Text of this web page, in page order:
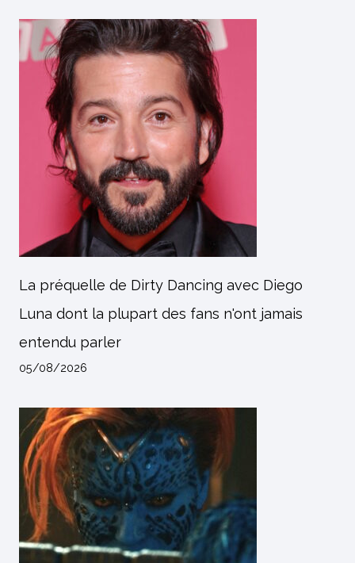
La préquelle de Dirty Dancing avec Diego
Luna dont la plupart des fans n'ont jamais
entendu parler
05/08/2026